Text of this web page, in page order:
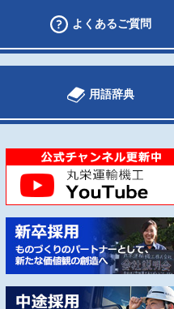
よくあるご質問
用語辞典